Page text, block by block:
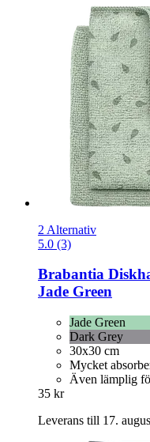
2 Alternativ
5.0 (3)
Brabantia
Jade Green
Jade Green
Dark Grey
30x30 cm
Mycket
Även lämplig
35 kr
Leverans till 17.